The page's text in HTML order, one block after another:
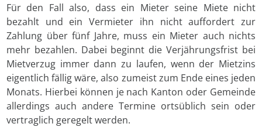
Für den Fall also, dass ein Mieter seine Miete nicht
bezahlt und ein Vermieter ihn nicht auffordert zur
Zahlung über fünf Jahre, muss ein Mieter auch nichts
mehr bezahlen. Dabei beginnt die Verjährungsfrist bei
Mietverzug immer dann zu laufen, wenn der Mietzins
eigentlich fällig wäre, also zumeist zum Ende eines jeden
Monats. Hierbei können je nach Kanton oder Gemeinde
allerdings auch andere Termine ortsüblich sein oder
vertraglich geregelt werden.